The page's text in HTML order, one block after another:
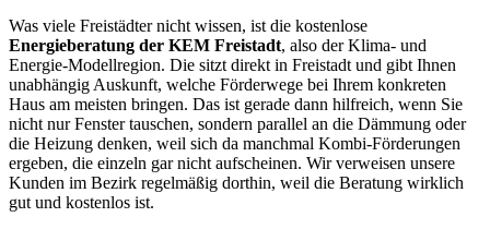
Was viele Freistädter nicht wissen, ist die kostenlose
Energieberatung der KEM Freistadt, also der Klima- und
Energie-Modellregion. Die sitzt direkt in Freistadt und gibt Ihnen
unabhängig Auskunft, welche Förderwege bei Ihrem konkreten
Haus am meisten bringen. Das ist gerade dann hilfreich, wenn Sie
nicht nur Fenster tauschen, sondern parallel an die Dämmung oder
die Heizung denken, weil sich da manchmal Kombi-Förderungen
ergeben, die einzeln gar nicht aufscheinen. Wir verweisen unsere
Kunden im Bezirk regelmäßig dorthin, weil die Beratung wirklich
gut und kostenlos ist.